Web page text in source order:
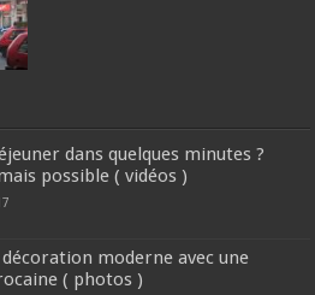
dans quelques minutes ?
possible ( vidéos )
décoration moderne avec une
( photos )